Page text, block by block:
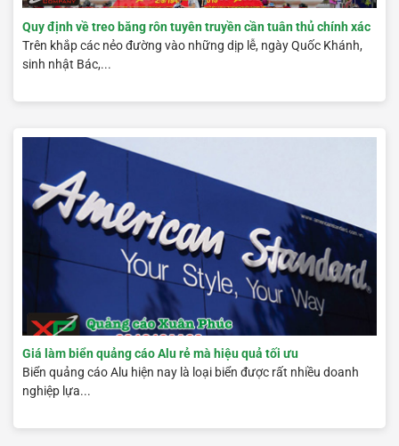
Quy định về treo băng rôn tuyên truyền cần tuân thủ chính xác
Trên khắp các nẻo đường vào những dịp lễ, ngày Quốc Khánh,
sinh nhật Bác,...
Giá làm biển quảng cáo Alu rẻ mà hiệu quả tối ưu
Biển quảng cáo Alu hiện nay là loại biển được rất nhiều doanh
nghiệp lựa...